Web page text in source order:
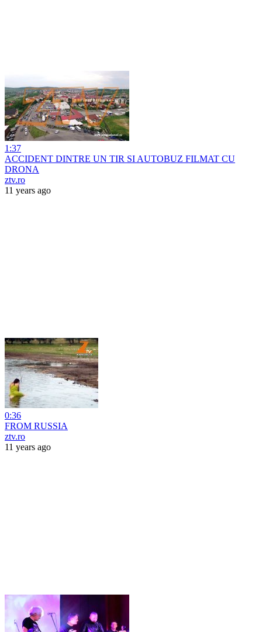
1:37
ACCIDENT DINTRE UN TIR SI AUTOBUZ FILMAT CU
DRONA
ztv.ro
11 years ago
0:36
FROM RUSSIA
ztv.ro
11 years ago